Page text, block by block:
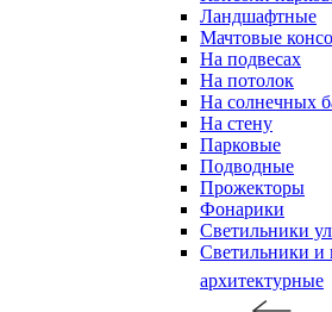
Ландшафтные
Мачтовые
На подвесах
На потолок
На солнечных
На стену
Парковые
Подводные
Прожекторы
Фонарики
Светильники
Светильники и
архитектурные